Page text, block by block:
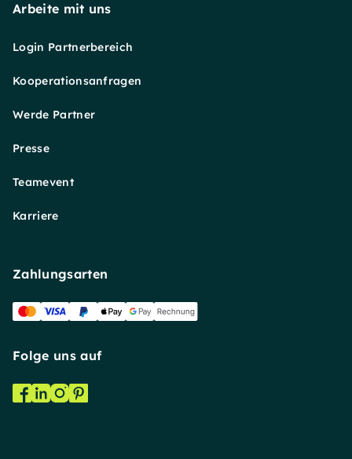
Arbeite mit uns
Login Partnerbereich
Kooperationsanfragen
Werde Partner
Presse
Teamevent
Karriere
Zahlungsarten
Folge uns auf